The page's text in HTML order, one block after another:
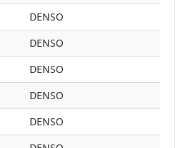
DENSO
DENSO
DENSO
DENSO
DENSO